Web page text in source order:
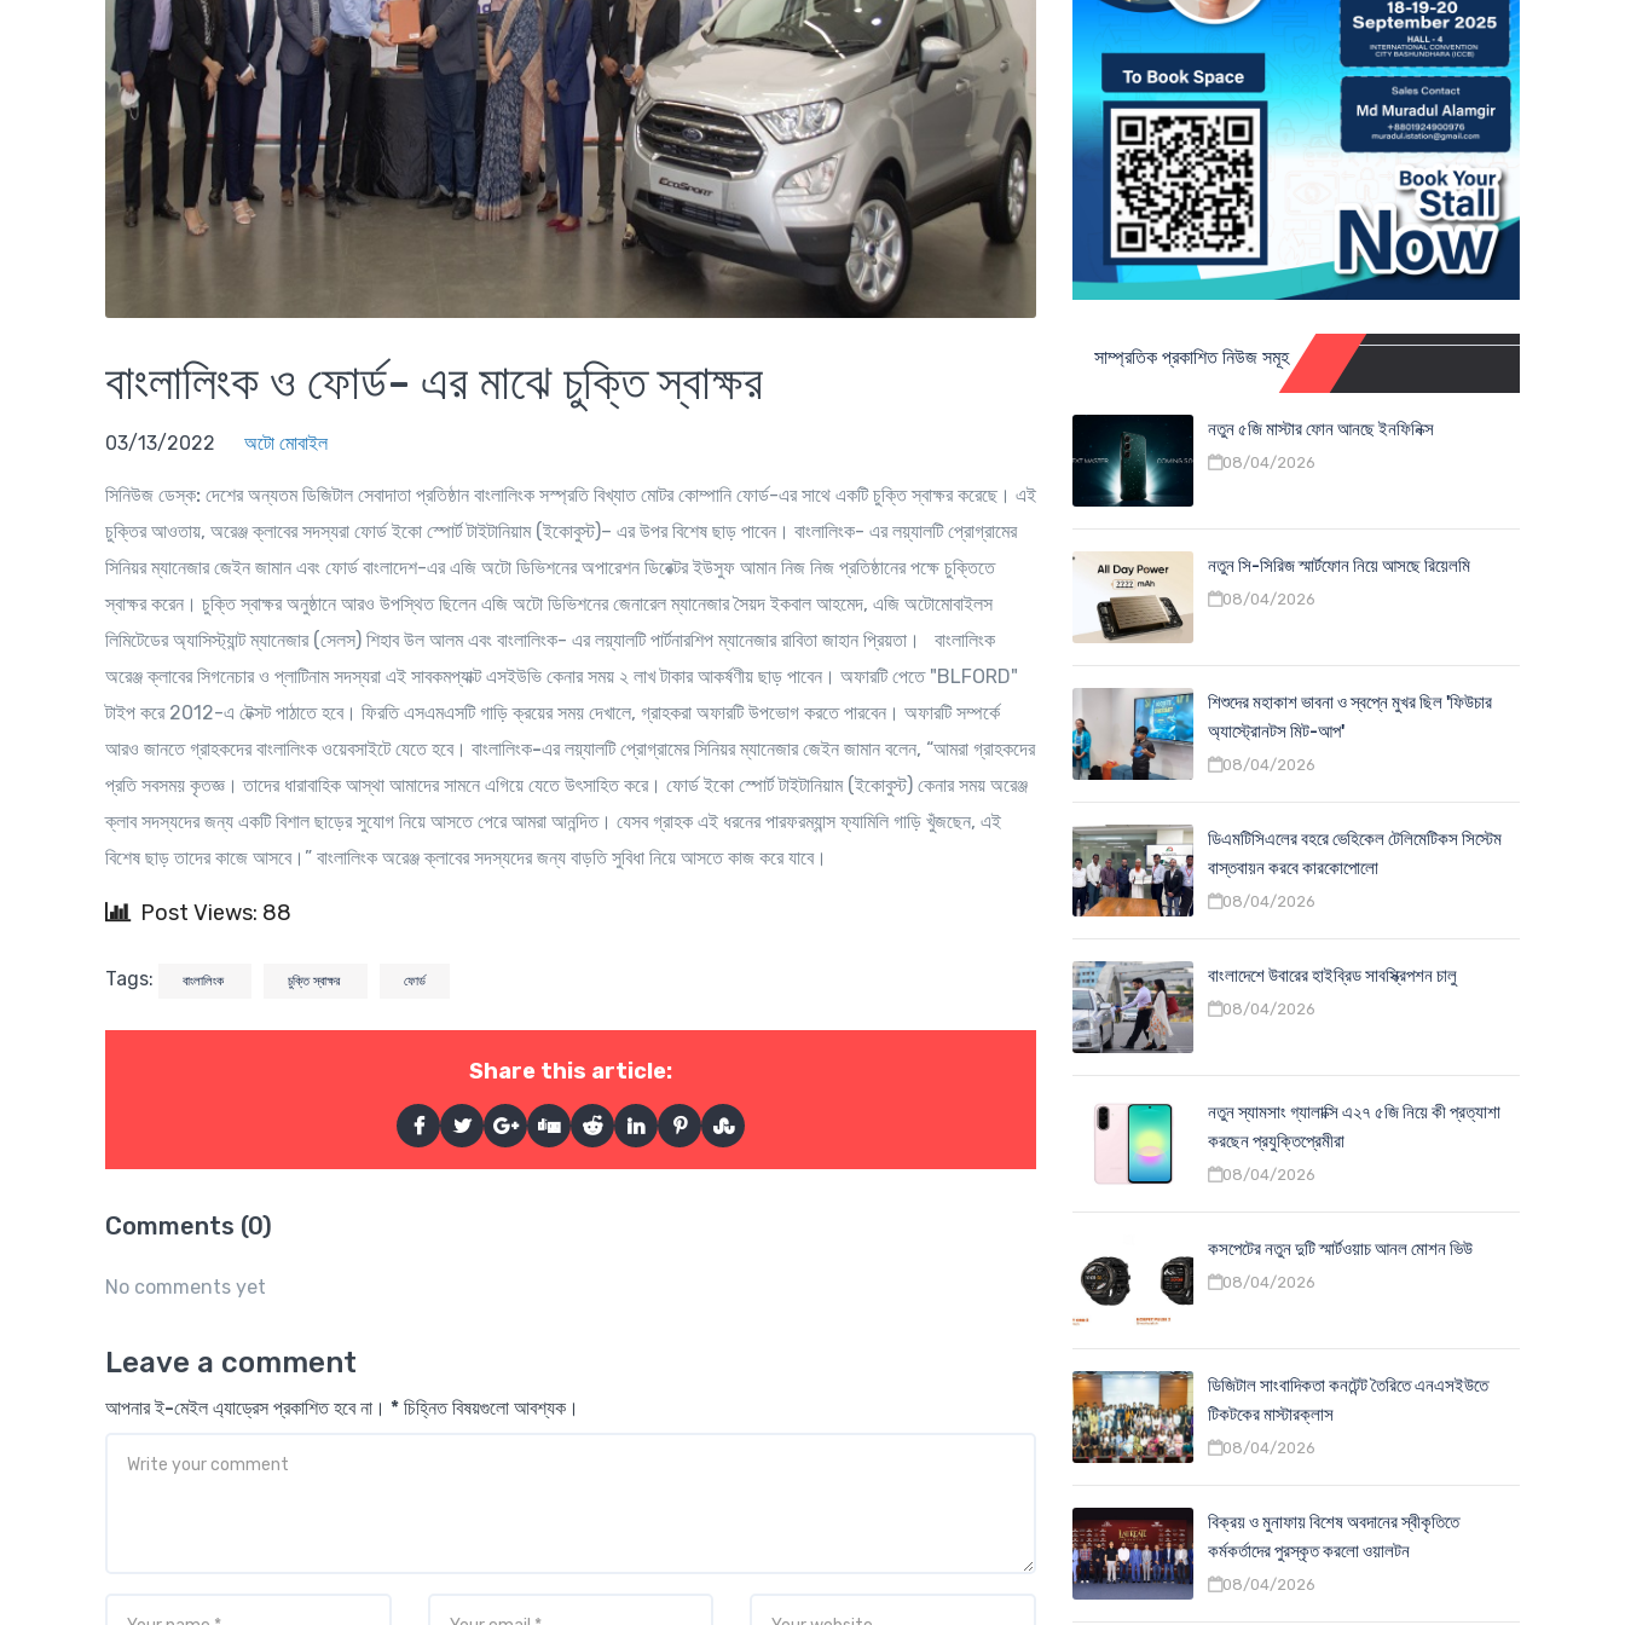
বাংলালিংক ও ফোর্ড- এর মাঝে চুক্তি স্বাক্ষর
03/13/2022 অটো মোবাইল
সিনিউজ ডেস্ক: দেশের অন্যতম ডিজিটাল সেবাদাতা প্রতিষ্ঠান বাংলালিংক সস্প্রতি বিখ্যাত মোটর কোম্পানি ফোর্ড-এর সাথে একটি চুক্তি স্বাক্ষর করেছে। এই
চুক্তির আওতায়, অরেঞ্জ ক্লাবের সদস্যরা ফোর্ড ইকো স্পোর্ট টাইটানিয়াম (ইকোবুস্ট)– এর উপর বিশেষ ছাড় পাবেন। বাংলালিংক- এর লয়্যালটি প্রোগ্রামের
সিনিয়র ম্যানেজার জেইন জামান এবং ফোর্ড বাংলাদেশ-এর এজি অটো ডিভিশনের অপারেশন ডিরেক্টর ইউসুফ আমান নিজ নিজ প্রতিষ্ঠানের পক্ষে চুক্তিতে
স্বাক্ষর করেন। চুক্তি স্বাক্ষর অনুষ্ঠানে আরও উপস্থিত ছিলেন এজি অটো ডিভিশনের জেনারেল ম্যানেজার সৈয়দ ইকবাল আহমেদ, এজি অটোমোবাইলস
লিমিটেডের অ্যাসিস্ট্যান্ট ম্যানেজার (সেলস) শিহাব উল আলম এবং বাংলালিংক- এর লয়্যালটি পার্টনারশিপ ম্যানেজার রাবিতা জাহান প্রিয়তা। বাংলালিংক
অরেঞ্জ ক্লাবের সিগনেচার ও প্লাটিনাম সদস্যরা এই সাবকমপ্যাক্ট এসইউভি কেনার সময় ২ লাখ টাকার আকর্ষণীয় ছাড় পাবেন। অফারটি পেতে "BLFORD"
টাইপ করে 2012-এ টেক্সট পাঠাতে হবে। ফিরতি এসএমএসটি গাড়ি ক্রয়ের সময় দেখালে, গ্রাহকরা অফারটি উপভোগ করতে পারবেন। অফারটি সম্পর্কে
আরও জানতে গ্রাহকদের বাংলালিংক ওয়েবসাইটে যেতে হবে। বাংলালিংক-এর লয়্যালটি প্রোগ্রামের সিনিয়র ম্যানেজার জেইন জামান বলেন, “আমরা গ্রাহকদের
প্রতি সবসময় কৃতজ্ঞ। তাদের ধারাবাহিক আস্থা আমাদের সামনে এগিয়ে যেতে উৎসাহিত করে। ফোর্ড ইকো স্পোর্ট টাইটানিয়াম (ইকোবুস্ট) কেনার সময় অরেঞ্জ
ক্লাব সদস্যদের জন্য একটি বিশাল ছাড়ের সুযোগ নিয়ে আসতে পেরে আমরা আনন্দিত। যেসব গ্রাহক এই ধরনের পারফরম্যান্স ফ্যামিলি গাড়ি খুঁজছেন, এই
বিশেষ ছাড় তাদের কাজে আসবে।” বাংলালিংক অরেঞ্জ ক্লাবের সদস্যদের জন্য বাড়তি সুবিধা নিয়ে আসতে কাজ করে যাবে।
Post Views: 88
Tags: বাংলালিংক চুক্তি স্বাক্ষর ফোর্ড
Share this article:
Comments (0)
No comments yet
Leave a comment
আপনার ই-মেইল এ্যাড্রেস প্রকাশিত হবে না। * চিহ্নিত বিষয়গুলো আবশ্যক।
সাম্প্রতিক প্রকাশিত নিউজ সমূহ
নতুন ৫জি মাস্টার ফোন আনছে ইনফিনিক্স
08/04/2026
নতুন সি-সিরিজ স্মার্টফোন নিয়ে আসছে রিয়েলমি
08/04/2026
শিশুদের মহাকাশ ভাবনা ও স্বপ্নে মুখর ছিল 'ফিউচার
অ্যাস্ট্রোনটস মিট-আপ'
08/04/2026
ডিএমটিসিএলের বহরে ভেহিকেল টেলিমেটিকস সিস্টেম
বাস্তবায়ন করবে কারকোপোলো
08/04/2026
বাংলাদেশে উবারের হাইব্রিড সাবস্ক্রিপশন চালু
08/04/2026
নতুন স্যামসাং গ্যালাক্সি এ২৭ ৫জি নিয়ে কী প্রত্যাশা
করছেন প্রযুক্তিপ্রেমীরা
08/04/2026
কসপেটের নতুন দুটি স্মার্টওয়াচ আনল মোশন ভিউ
08/04/2026
ডিজিটাল সাংবাদিকতা কনটেন্ট তৈরিতে এনএসইউতে
টিকটকের মাস্টারক্লাস
08/04/2026
বিক্রয় ও মুনাফায় বিশেষ অবদানের স্বীকৃতিতে
কর্মকর্তাদের পুরস্কৃত করলো ওয়ালটন
08/04/2026